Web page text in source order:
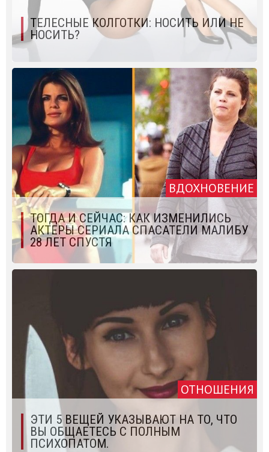
ТЕЛЕСНЫЕ КОЛГОТКИ: НОСИТЬ ИЛИ НЕ
НОСИТЬ?
ВДОХНОВЕНИЕ
ТОГДА И СЕЙЧАС: КАК ИЗМЕНИЛИСЬ
АКТЕРЫ СЕРИАЛА СПАСАТЕЛИ МАЛИБУ
28 ЛЕТ СПУСТЯ
ОТНОШЕНИЯ
ЭТИ 5 ВЕЩЕЙ УКАЗЫВАЮТ НА ТО, ЧТО
ВЫ ОБЩАЕТЕСЬ С ПОЛНЫМ
ПСИХОПАТОМ.